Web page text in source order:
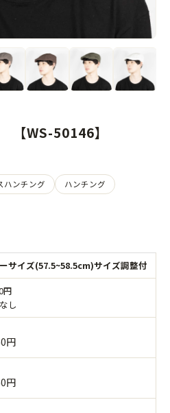
【WS-50146】
ハンチング ハンチング
サイズ(57.5~58.5cm)サイズ調整付
円
し
円
円